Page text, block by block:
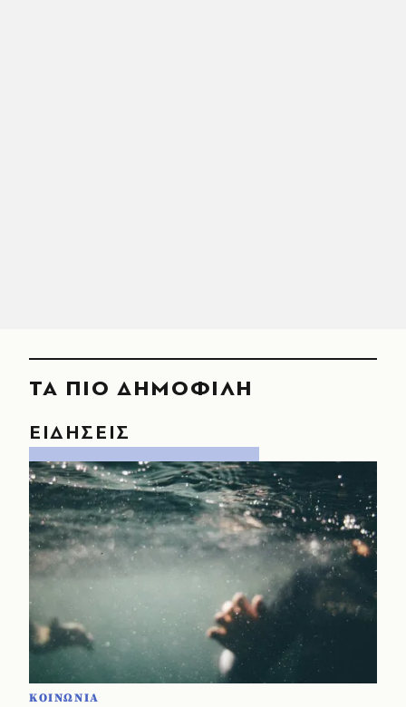
ΤΑ ΠΙΟ ΔΗΜΟΦΙΛΗ
ΕΙΔΗΣΕΙΣ
ΚΟΙΝΩΝΙΑ